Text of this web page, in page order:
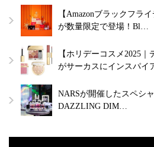
【Amazonブラックフラ
が数量限定で登場！Bl…
【ホリデーコスメ2025
がサーカスにインスパイ
NARSが開催したスペシ
DAZZLING DIM…